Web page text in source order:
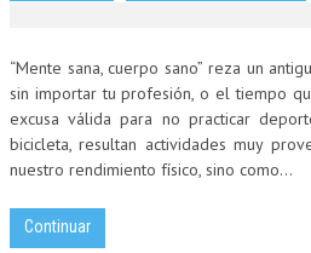
“Mente sana, cuerpo sano” reza un
sin importar tu profesión, o el tiempo
excusa válida para no practicar
bicicleta, resultan actividades muy
nuestro rendimiento físico, sino como...
Continuar